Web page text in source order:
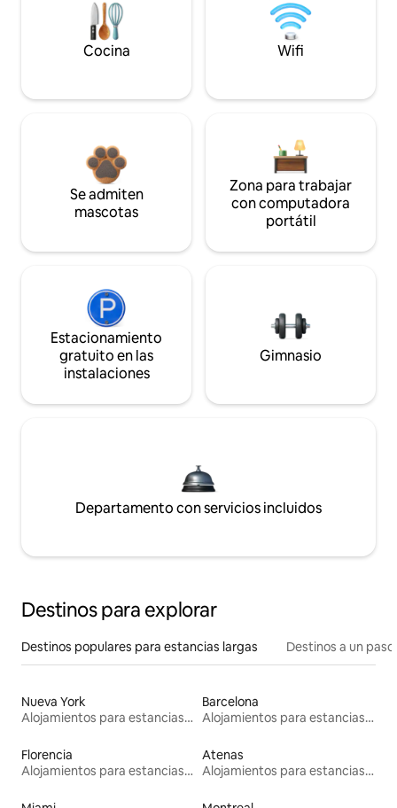
Cocina Wifi
Se admiten
mascotas
Zona para trabajar
con computadora
portátil
Estacionamiento
gratuito en las
instalaciones
Gimnasio
Departamento con servicios incluidos
Destinos para explorar
Destinos populares para estancias largas Destinos a un
Nueva York
Alojamientos para estancias largas
Barcelona
Alojamientos para estancias largas
Florencia
Alojamientos para estancias largas
Atenas
Alojamientos para estancias largas